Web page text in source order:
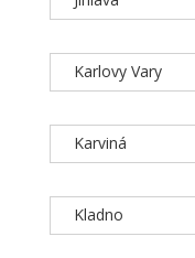
Karlovy Vary
Karviná
Kladno